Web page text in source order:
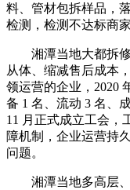
料、管材包拆样品，
检测，检测不达标商
湘潭当地大都拆修
从体、缩减售后成本
领运营的企业，2020
备 1 名、流动 3 名、
11 月正式成立工会，
障机制，企业运营持
问题。
湘潭当地多高层、